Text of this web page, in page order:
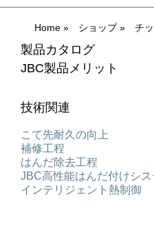
Home» ショップ» チ
製品カタログ
JBC製品メリット
技術関連
こて先耐久の向上
補修工程
はんだ除去工程
JBC高性能はんだ付けシス
インテリジェント熱制御